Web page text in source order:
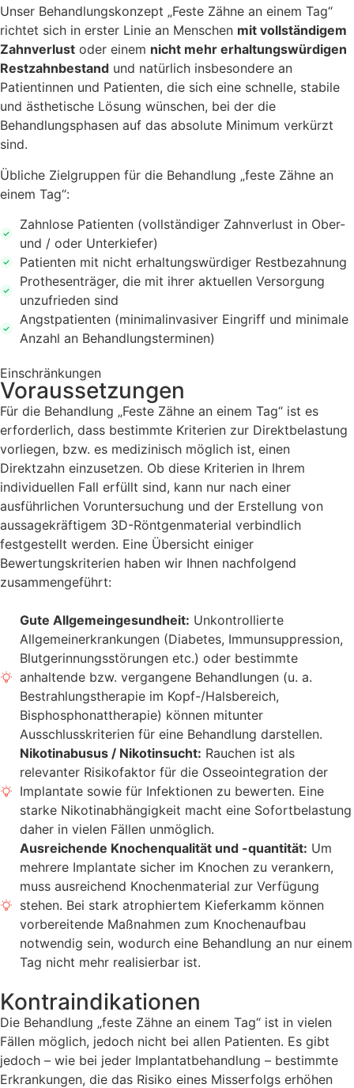
Unser Behandlungskonzept „Feste Zähne an einem Tag“
richtet sich in erster Linie an Menschen mit vollständigem
Zahnverlust oder einem nicht mehr erhaltungswürdigen
Restzahnbestand und natürlich insbesondere an
Patientinnen und Patienten, die sich eine schnelle, stabile
und ästhetische Lösung wünschen, bei der die
Behandlungsphasen auf das absolute Minimum verkürzt
sind.
Übliche Zielgruppen für die Behandlung „feste Zähne an
einem Tag“:
Zahnlose Patienten (vollständiger Zahnverlust in Ober-
und / oder Unterkiefer)
Patienten mit nicht erhaltungswürdiger Restbezahnung
Prothesenträger, die mit ihrer aktuellen Versorgung
unzufrieden sind
Angstpatienten (minimalinvasiver Eingriff und minimale
Anzahl an Behandlungsterminen)
Einschränkungen
Voraussetzungen
Für die Behandlung „Feste Zähne an einem Tag“ ist es
erforderlich, dass bestimmte Kriterien zur Direktbelastung
vorliegen, bzw. es medizinisch möglich ist, einen
Direktzahn einzusetzen. Ob diese Kriterien in Ihrem
individuellen Fall erfüllt sind, kann nur nach einer
ausführlichen Voruntersuchung und der Erstellung von
aussagekräftigem 3D-Röntgenmaterial verbindlich
festgestellt werden. Eine Übersicht einiger
Bewertungskriterien haben wir Ihnen nachfolgend
zusammengeführt:
Gute Allgemeingesundheit: Unkontrollierte
Allgemeinerkrankungen (Diabetes, Immunsuppression,
Blutgerinnungsstörungen etc.) oder bestimmte
anhaltende bzw. vergangene Behandlungen (u. a.
Bestrahlungstherapie im Kopf-/Halsbereich,
Bisphosphonattherapie) können mitunter
Ausschlusskriterien für eine Behandlung darstellen.
Nikotinabusus / Nikotinsucht: Rauchen ist als
relevanter Risikofaktor für die Osseointegration der
Implantate sowie für Infektionen zu bewerten. Eine
starke Nikotinabhängigkeit macht eine Sofortbelastung
daher in vielen Fällen unmöglich.
Ausreichende Knochenqualität und -quantität: Um
mehrere Implantate sicher im Knochen zu verankern,
muss ausreichend Knochenmaterial zur Verfügung
stehen. Bei stark atrophiertem Kieferkamm können
vorbereitende Maßnahmen zum Knochenaufbau
notwendig sein, wodurch eine Behandlung an nur einem
Tag nicht mehr realisierbar ist.
Kontraindikationen
Die Behandlung „feste Zähne an einem Tag“ ist in vielen
Fällen möglich, jedoch nicht bei allen Patienten. Es gibt
jedoch – wie bei jeder Implantatbehandlung – bestimmte
Erkrankungen, die das Risiko eines Misserfolgs erhöhen